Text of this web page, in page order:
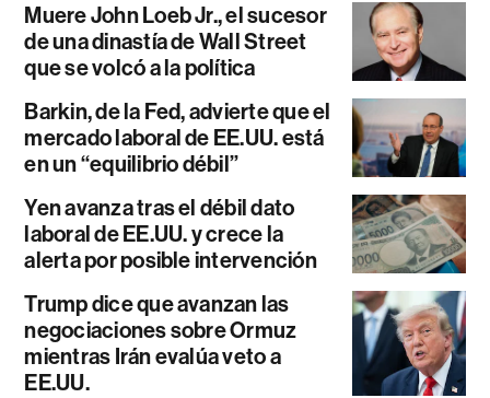
Muere John Loeb Jr., el sucesor
de una dinastía de Wall Street
que se volcó a la política
Barkin, de la Fed, advierte que el
mercado laboral de EE.UU. está
en un “equilibrio débil”
Yen avanza tras el débil dato
laboral de EE.UU. y crece la
alerta por posible intervención
Trump dice que avanzan las
negociaciones sobre Ormuz
mientras Irán evalúa veto a
EE.UU.